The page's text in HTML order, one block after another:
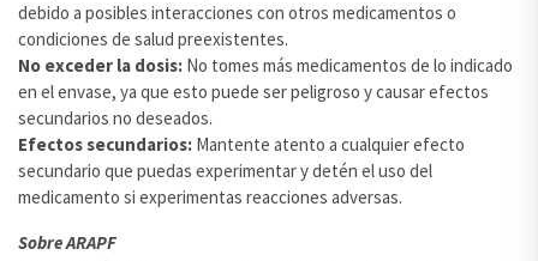
debido a posibles interacciones con otros medicamentos o
condiciones de salud preexistentes.
No exceder la dosis: No tomes más medicamentos de lo indicado
en el envase, ya que esto puede ser peligroso y causar efectos
secundarios no deseados.
Efectos secundarios: Mantente atento a cualquier efecto
secundario que puedas experimentar y detén el uso del
medicamento si experimentas reacciones adversas.
Sobre ARAPF